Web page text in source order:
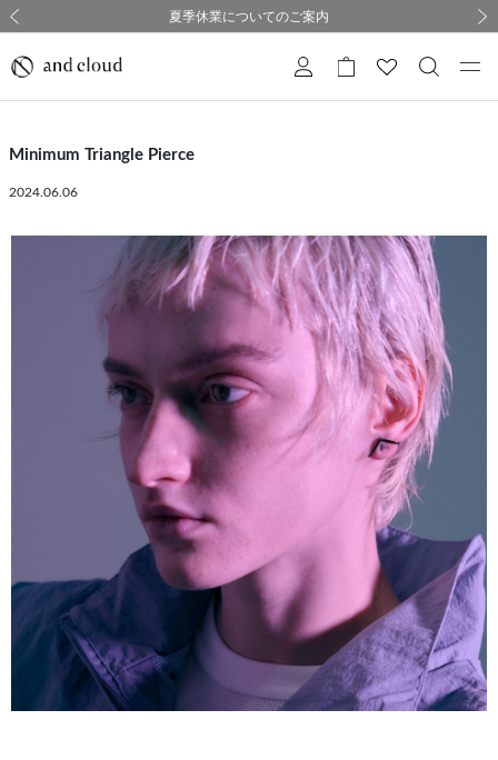
採用のご案内
熊本県熊本地方を震源とする地震の影響について
夏季休業についてのご案内
購入証明書ペーパーレス化のお知らせ
採用のご案内
熊本県熊本地方を震源とする地震の影響について
Minimum Triangle Pierce
2024.06.06